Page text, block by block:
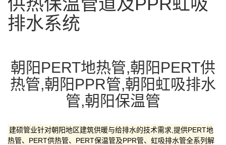
排水系统
朝阳PERT地热管,朝阳PERT供
热管,朝阳PPR管,朝阳虹吸排水
管,朝阳保温管
建硕管业针对朝阳地区建筑供暖与给排水的技术需求,提供PERT地
热管、PERT供热管、PERT保温管及PPR管、虹吸排水管全系列解